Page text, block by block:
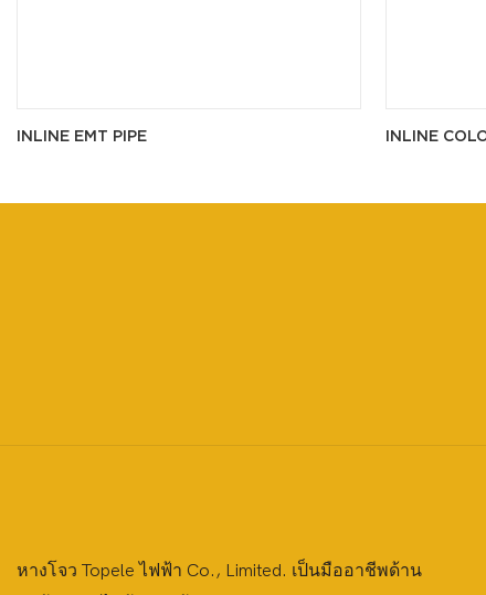
INLINE EMT PIPE INLINE
หางโจว Topele ไฟฟ้า Co., Limited. เป็นมืออาชีพด้าน